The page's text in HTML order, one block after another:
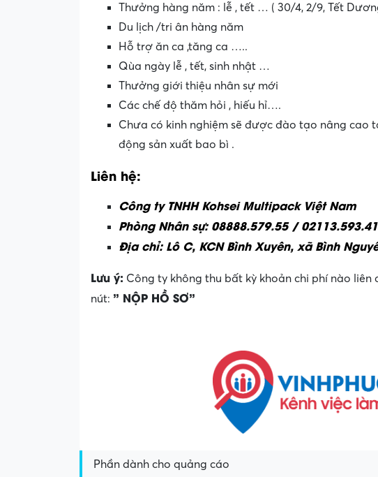
Thưởng hàng năm : lễ , tết … ( 30/4, 2/9, Tết
Du lịch /tri ân hàng năm
Hỗ trợ ăn ca ,tăng ca …..
Qùa ngày lễ , tết, sinh nhật …
Thưởng giới thiệu nhân sự mới
Các chế độ thăm hỏi , hiếu hỉ….
Chưa có kinh nghiệm sẽ được đào tạo nâng cao
động sản xuất bao bì .
Liên hệ:
Công ty TNHH Kohsei Multipack Việt Nam
Phòng Nhân sự: 08888.579.55 /
Địa chỉ: Lô C, KCN Bình Xuyên, xã Bình
Lưu ý: Công ty không thu bất kỳ khoản chi phí nào liên
nút: ” NỘP HỒ SƠ”
Phần dành cho quảng cáo